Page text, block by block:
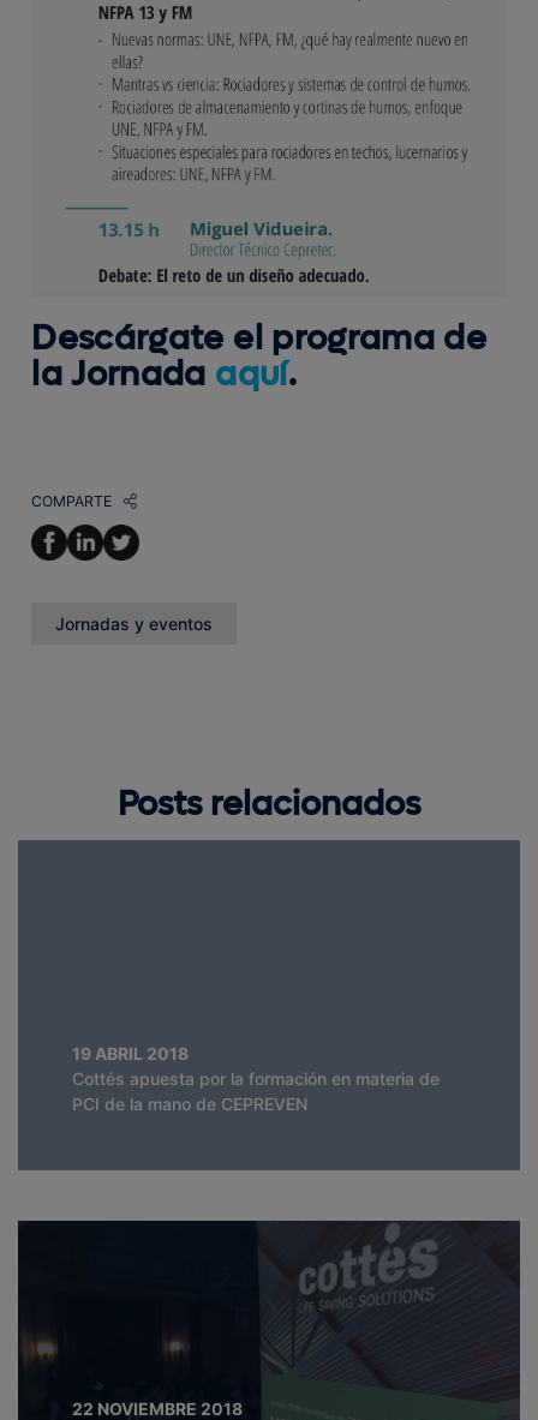
Descárgate el programa de
la Jornada aquí.
COMPARTE
Jornadas y eventos
Posts relacionados
19 ABRIL 2018
Cottés apuesta por la formación en materia de
PCI de la mano de CEPREVEN
22 NOVIEMBRE 2018